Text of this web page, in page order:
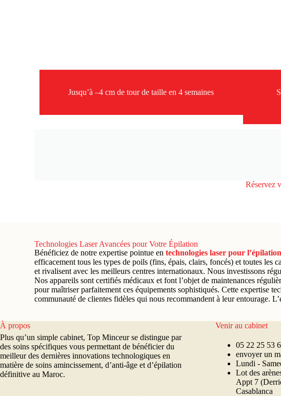
Jusqu’à –4 cm de tour de taille en 4 semaines
Réservez
Technologies Laser Avancées pour Votre Épilation
Bénéficiez de notre expertise pointue entechnologies laser pour
efficacement tous les types de poils (fins, épais, clairs, foncés) et toutes les
et rivalisent avec les meilleurs centres internationaux. Nous investissons
Nos appareils sont certifiés médicaux et font l’objet de maintenances
pour maîtriser parfaitement ces équipements sophistiqués. Cette expertise
communauté de clientes fidèles qui nous recommandent à leur entourage.
À propos
Plus qu’un simple cabinet, Top Minceur se distingue par
des soins spécifiques vous permettant de bénéficier du
meilleur des dernières innovations technologiques en
matière de soins amincissement, d’anti-âge et d’épilation
définitive au Maroc.
Venir au cabinet
05 22 25 53
envoyer un
Lundi -
Lot des
Appt 7
Casablanca